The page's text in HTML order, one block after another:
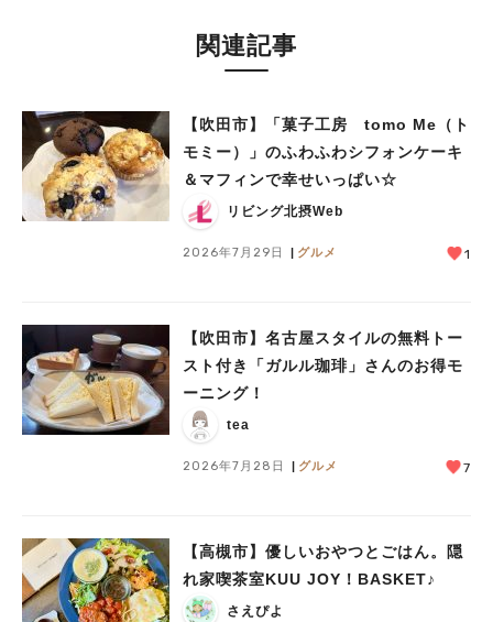
関連記事
【吹田市】「菓子工房 tomo Me（ト
モミー）」のふわふわシフォンケーキ
＆マフィンで幸せいっぱい☆
リビング北摂Web
2026年7月29日 グルメ 1
【吹田市】名古屋スタイルの無料トー
スト付き「ガルル珈琲」さんのお得モ
ーニング！
tea
2026年7月28日 グルメ 7
【高槻市】優しいおやつとごはん。隠
れ家喫茶室KUU JOY！BASKET♪
さえぴよ
#大阪学院大 商品開発プロジェクト